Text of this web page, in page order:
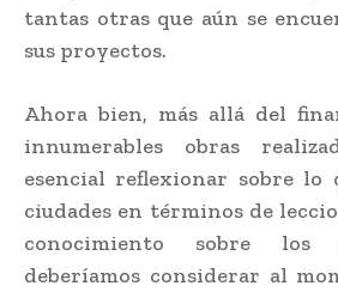
tantas otras que aún se
sus proyectos.
Ahora bien, más allá del
innumerables obras
esencial reflexionar sobre lo
ciudades en términos de
conocimiento sobre los
deberíamos considerar al